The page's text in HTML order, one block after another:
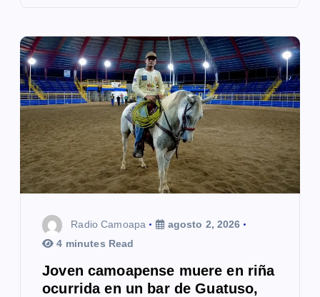
Radio Camoapa
agosto 2, 2026
4 minutes Read
Joven camoapense muere en riña
ocurrida en un bar de Guatuso,